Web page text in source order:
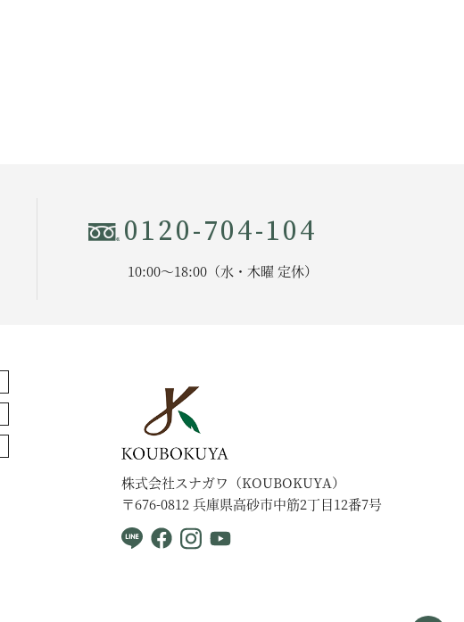
0120-704-104
10:00〜18:00（水・木曜 定休）
株式会社スナガワ（KOUBOKUYA）
〒676-0812 兵庫県高砂市中筋2丁目12番7号